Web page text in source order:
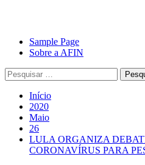
Avançar
para
conteúdo
Primary
Menu
Sample Page
Sobre a AFIN
Pesquisar
por:
Início
2020
Maio
26
LULA ORGANIZA
CORONAVÍRUS PARA